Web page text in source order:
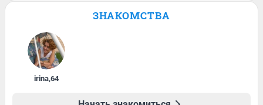
ЗНАКОМСТВА
irina,64